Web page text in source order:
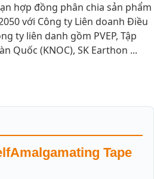
hợp đồng phân chia sản phẩm
với Công ty Liên doanh Điều
ty liên danh gồm PVEP, Tập
Quốc (KNOC), SK Earthon ...
Tape